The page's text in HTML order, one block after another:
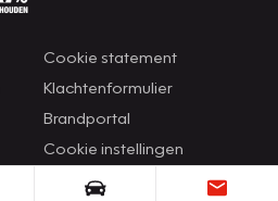
Cookie statement
Klachtenformulier
Brandportal
Cookie instellingen